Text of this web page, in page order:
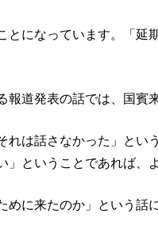
とになっています。「延
報道発表の話では、国賓
れは話さなかった」とい
」ということであれば、
めに来たのか」という話